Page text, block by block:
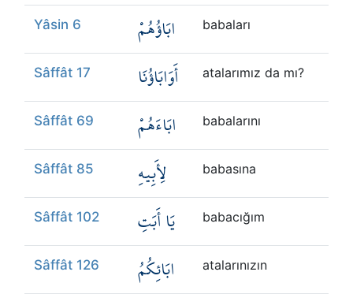
Yâsin 6 ابَاؤُهُمْ babaları
Sâffât 17 أَوَابَاؤُنَا atalarımız da mı?
Sâffât 69 ابَاءَهُمْ babalarını
Sâffât 85 لِأَبِيهِ babasına
Sâffât 102 يَا أَبَتِ babacığım
Sâffât 126 ابَائِكُمُ atalarınızın